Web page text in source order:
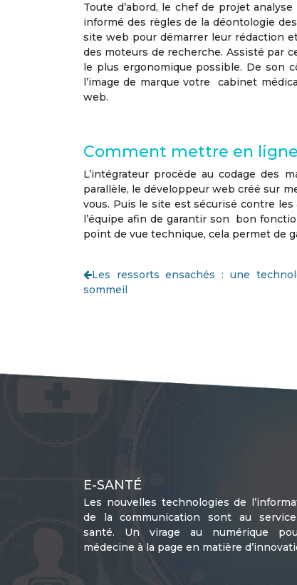
Toute d’abord, le chef de projet
informé des règles de la déontologie
site web pour démarrer leur rédaction
des moteurs de recherche. Assisté par
le plus ergonomique possible. De son
l’image de marque votre cabinet
web.
Comment mettre en
L’intégrateur procède au codage des
parallèle, le développeur web créé sur
vous. Puis le site est sécurisé contre
l’équipe afin de garantir son bon
point de vue technique, cela permet de
Les ressorts ensachés : une
sommeil
E-SANTÉ
Les nouvelles technologies de
de la communication sont au
santé. Un virage au numérique
médecine à la page en matière